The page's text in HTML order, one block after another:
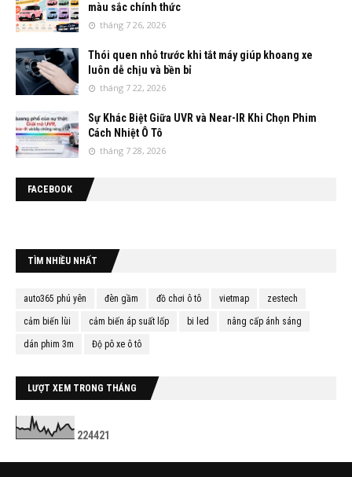
màu sắc chính thức
tháng 7 26, 2026
Thói quen nhỏ trước khi tắt máy giúp khoang xe
luôn dễ chịu và bền bỉ
tháng 7 22, 2026
Sự Khác Biệt Giữa UVR và Near-IR Khi Chọn Phim
Cách Nhiệt Ô Tô
tháng 7 28, 2026
FACEBOOK
TÌM NHIỀU NHẤT
auto365 phú yên đèn gầm đồ chơi ô tô vietmap zestech
cảm biến lùi cảm biến áp suất lốp bi led nâng cấp ánh sáng
dán phim 3m Độ pô xe ô tô
LƯỢT XEM TRONG THÁNG
224421